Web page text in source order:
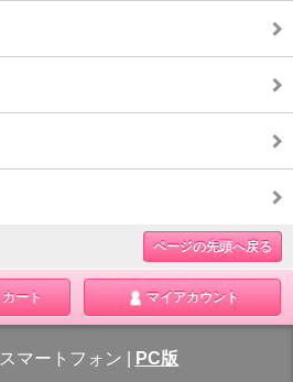
ページの先頭へ戻る
カート マイアカウント
スマートフォン PC版